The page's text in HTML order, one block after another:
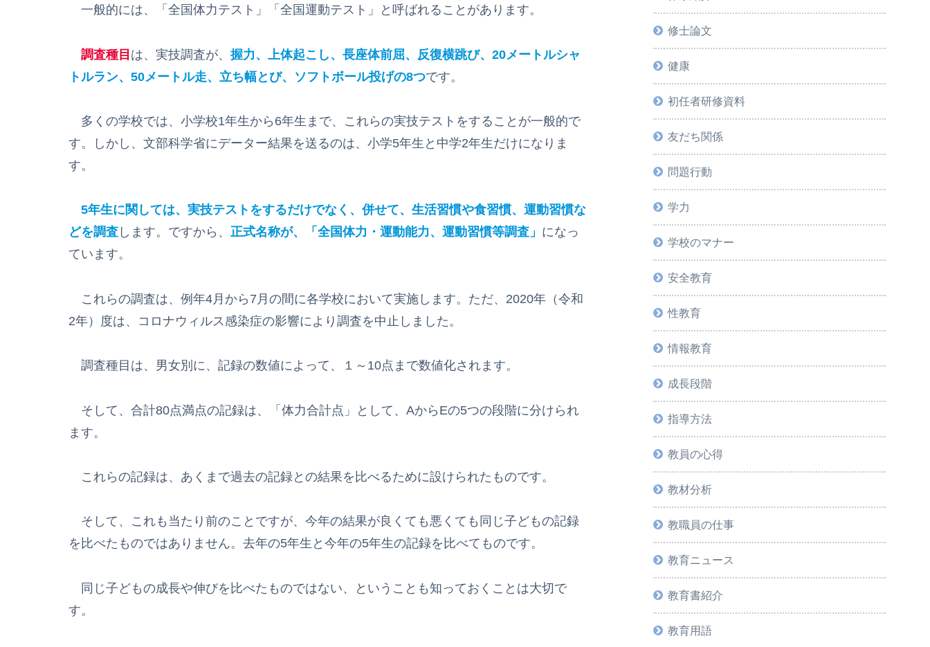
一般的には、「全国体力テスト」「全国運動テスト」と呼ばれることがあります。
調査種目 は、実技調査が、 握力、上体起こし、長座体前屈、反復横跳び、20メートルシャ
トルラン、50メートル走、立ち幅とび、ソフトボール投げの8つです。
多くの学校では、小学校1年生から6年生まで、これらの実技テストをすることが一般的で
す。しかし、文部科学省にデーター結果を送るのは、小学5年生と中学2年生だけになりま
す。
5年生に関しては、実技テストをするだけでなく、併せて、生活習慣や食習慣、運動習慣な
どを調査 します。ですから、 正式名称が、「全国体力・運動能力、運動習慣等調査」 になっ
ています。
これらの調査は、例年4月から7月の間に各学校において実施します。ただ、2020年（令和
2年）度は、コロナウィルス感染症の影響により調査を中止しました。
調査種目は、男女別に、記録の数値によって、１～10点まで数値化されます。
そして、合計80点満点の記録は、「体力合計点」として、AからEの5つの段階に分けられ
ます。
これらの記録は、あくまで過去の記録との結果を比べるために設けられたものです。
そして、これも当たり前のことですが、今年の結果が良くても悪くても同じ子どもの記録
を比べたものではありません。去年の5年生と今年の5年生の記録を比べてものです。
同じ子どもの成長や伸びを比べたものではない、ということも知っておくことは大切で
す。
修士論文
健康
初任者研修資料
友だち関係
問題行動
学力
学校のマナー
安全教育
性教育
情報教育
成長段階
指導方法
教員の心得
教材分析
教職員の仕事
教育ニュース
教育書紹介
教育用語